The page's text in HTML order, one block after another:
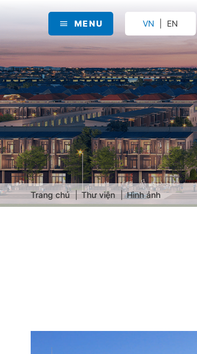
MENU VN EN
Trang chủ Thư viện Hình ảnh